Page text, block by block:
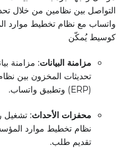
التواصل بين نظامين من خلال
كوسيط يُمكّن
مزامنة البيانات: مزامنة
تحديثات المخزون بين
(ERP) وتطبيق واتساب.
محفزات الأحداث: تشغيل
نظام تخطيط موارد
تقديم طلب.